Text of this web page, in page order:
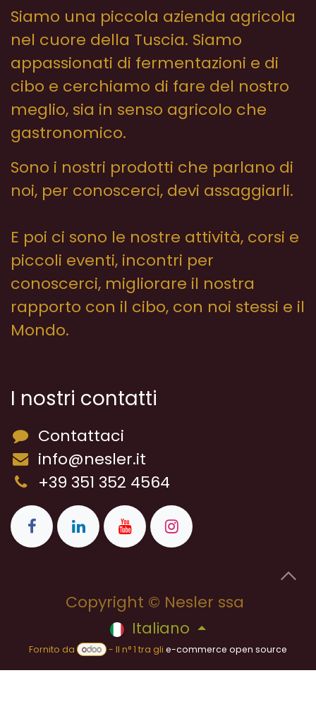
Siamo una piccola azienda agricola
nel cuore della Tuscia. Siamo
appassionati di fermentazioni e di
cibo e cerchiamo di fare del nostro
meglio, sia in senso agricolo che
gastronomico.
Sono i nostri prodotti che parlano di
noi, per conoscerci, devi assaggiarli.
E poi ci sono le nostre attività, corsi e
piccoli eventi, incontri per
conoscerci, migliorare il nostra
rapporto con il cibo, con noi stessi e il
Mondo.
I nostri contatti
Contattaci
info@nesler.it
+39 351 352 4564
Copyright © Nesler ssa
Italiano
Fornito da - Il n° 1 tra glie-commerce open source